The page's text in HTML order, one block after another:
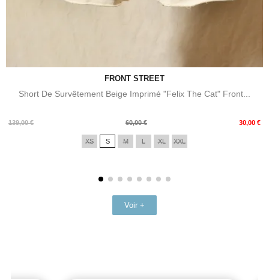
FRONT STREET
Short De Survêtement Beige Imprimé "Felix The Cat" Front...
139,00 €
Prix
60,00 € 30,00 €
Prix
XS S M L XL XXL
Voir +